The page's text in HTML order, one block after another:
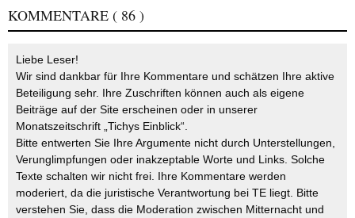
KOMMENTARE ( 86 )
Liebe Leser!
Wir sind dankbar für Ihre Kommentare und schätzen Ihre aktive
Beteiligung sehr. Ihre Zuschriften können auch als eigene
Beiträge auf der Site erscheinen oder in unserer
Monatszeitschrift „Tichys Einblick“.
Bitte entwerten Sie Ihre Argumente nicht durch Unterstellungen,
Verunglimpfungen oder inakzeptable Worte und Links. Solche
Texte schalten wir nicht frei. Ihre Kommentare werden
moderiert, da die juristische Verantwortung bei TE liegt. Bitte
verstehen Sie, dass die Moderation zwischen Mitternacht und